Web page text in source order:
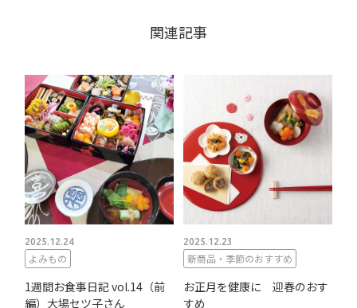
関連記事
2025.12.24
よみもの
1週間お食事日記 vol.14（前
編）大場セツ子さん
2025.12.23
新商品・季節のおすすめ
お正月を健康に 迎春のおす
すめ